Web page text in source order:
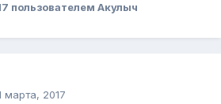
пользователем Акулыч
марта, 2017